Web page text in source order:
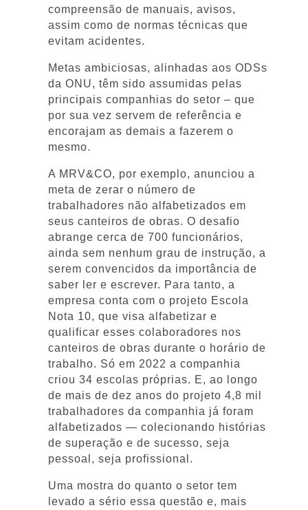
compreensão de manuais, avisos,
assim como de normas técnicas que
evitam acidentes.
Metas ambiciosas, alinhadas aos ODSs
da ONU, têm sido assumidas pelas
principais companhias do setor – que
por sua vez servem de referência e
encorajam as demais a fazerem o
mesmo.
A MRV&CO, por exemplo, anunciou a
meta de zerar o número de
trabalhadores não alfabetizados em
seus canteiros de obras. O desafio
abrange cerca de 700 funcionários,
ainda sem nenhum grau de instrução, a
serem convencidos da importância de
saber ler e escrever. Para tanto, a
empresa conta com o projeto Escola
Nota 10, que visa alfabetizar e
qualificar esses colaboradores nos
canteiros de obras durante o horário de
trabalho. Só em 2022 a companhia
criou 34 escolas próprias. E, ao longo
de mais de dez anos do projeto 4,8 mil
trabalhadores da companhia já foram
alfabetizados — colecionando histórias
de superação e de sucesso, seja
pessoal, seja profissional.
Uma mostra do quanto o setor tem
levado a sério essa questão e, mais